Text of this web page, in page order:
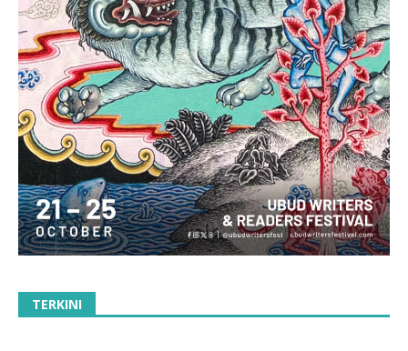
TERKINI